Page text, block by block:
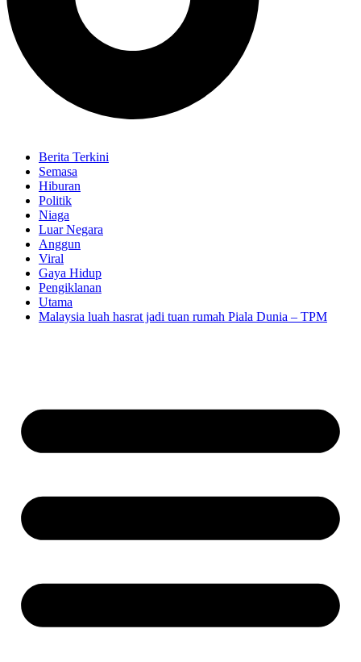
Berita Terkini
Semasa
Hiburan
Politik
Niaga
Luar Negara
Anggun
Viral
Gaya Hidup
Pengiklanan
Utama
Malaysia luah hasrat jadi tuan rumah Piala Dunia – TPM